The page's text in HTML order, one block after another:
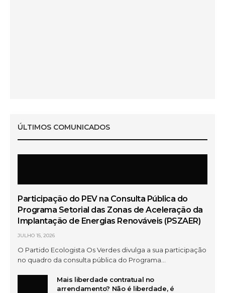
ÚLTIMOS COMUNICADOS
Participação do PEV na Consulta Pública do
Programa Setorial das Zonas de Aceleração da
Implantação de Energias Renováveis (PSZAER)
JULHO 15, 2026
O Partido Ecologista Os Verdes divulga a sua participação
no quadro da consulta pública do Programa…
Mais liberdade contratual no
arrendamento? Não é liberdade, é